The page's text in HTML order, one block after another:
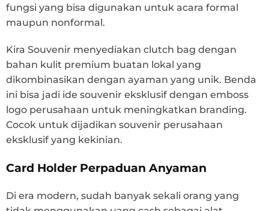
fungsi yang bisa digunakan untuk acara formal
maupun nonformal.
Kira Souvenir menyediakan clutch bag dengan
bahan kulit premium buatan lokal yang
dikombinasikan dengan ayaman yang unik. Benda
ini bisa jadi ide souvenir eksklusif dengan emboss
logo perusahaan untuk meningkatkan branding.
Cocok untuk dijadikan souvenir perusahaan
eksklusif yang kekinian.
Card Holder Perpaduan Anyaman
Di era modern, sudah banyak sekali orang yang